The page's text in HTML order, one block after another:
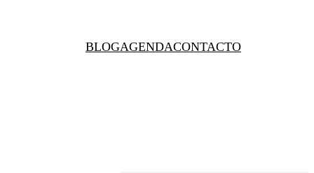
BLOGAGENDACONTACTO